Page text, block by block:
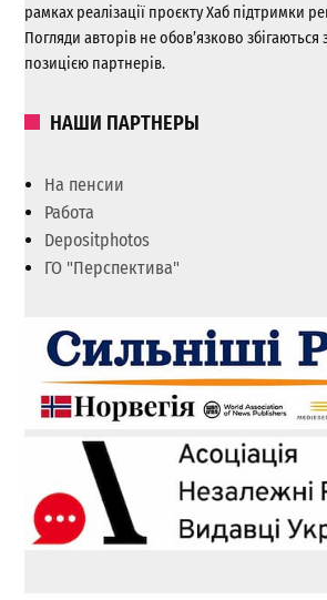
рамках реалізації проєкту Хаб підтримки
Погляди авторів не обов’язково
позицією партнерів.
НАШИ ПАРТНЕРЫ
На пенсии
Работа
Depositphotos
ГО "Перспектива"